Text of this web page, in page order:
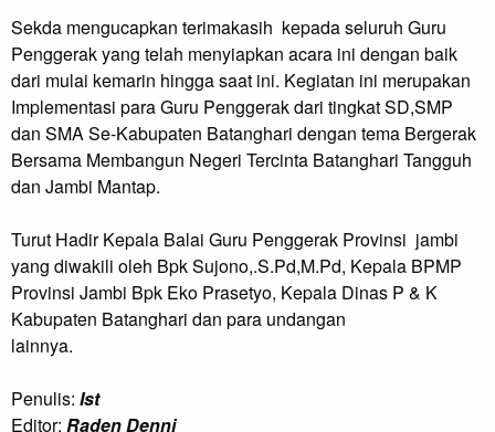
Sekda mengucapkan terimakasih kepada seluruh Guru
Penggerak yang telah menyiapkan acara ini dengan baik
dari mulai kemarin hingga saat ini. Kegiatan ini merupakan
Implementasi para Guru Penggerak dari tingkat SD,SMP
dan SMA Se-Kabupaten Batanghari dengan tema Bergerak
Bersama Membangun Negeri Tercinta Batanghari Tangguh
dan Jambi Mantap.
Turut Hadir Kepala Balai Guru Penggerak Provinsi jambi
yang diwakili oleh Bpk Sujono,.S.Pd,M.Pd, Kepala BPMP
Provinsi Jambi Bpk Eko Prasetyo, Kepala Dinas P & K
Kabupaten Batanghari dan para undangan
lainnya.
Penulis: Ist
Editor: Raden Denni